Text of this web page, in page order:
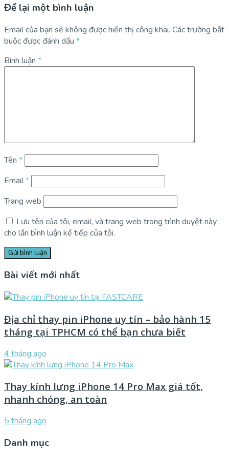
Để lại một bình luận
Email của bạn sẽ không được hiển thị công khai. Các trường bắt
buộc được đánh dấu *
Bình luận *
Tên *
Email*
Trang web
Lưu tên của tôi, email, và trang web trong trình duyệt này
cho lần bình luận kế tiếp của tôi.
Bài viết mới nhất
Địa chỉ thay pin iPhone uy tín – bảo hành 15
tháng tại TPHCM có thể bạn chưa biết
4 tháng ago
Thay kính lưng iPhone 14 Pro Max giá tốt,
nhanh chóng, an toàn
5 tháng ago
Danh mục